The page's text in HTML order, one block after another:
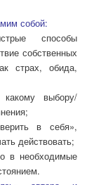
собой:
способы
собственных
страх, обида,
выбору/
в себя»,
действовать;
в необходимые